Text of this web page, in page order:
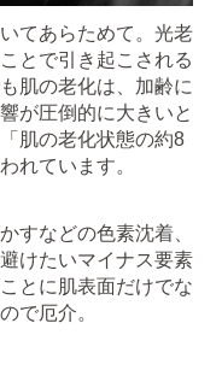
てあらためて。光老
とで引き起こされる
肌の老化は、加齢に
が圧倒的に大きいと
肌の老化状態の約8
れています。
すなどの色素沈着、
けたいマイナス要素
とに肌表面だけでな
で厄介。